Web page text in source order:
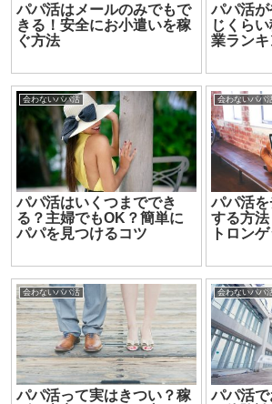
パパ活はメールのみでもで
きる！安全にお小遣いを稼
ぐ方法
パパ活
じくら
業ラン
会わないパパ活
パパ活はいくつまででき
る？主婦でもOK？簡単に
パパを見つけるコツ
会わないパパ
パパ活
する方
トロン
会わないパパ活
パパ活って実はきつい？稼
会わないパパ
パパ活